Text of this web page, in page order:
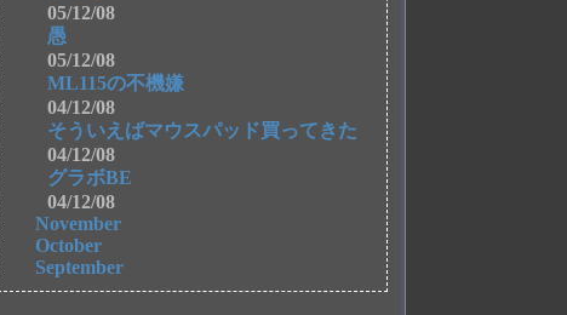
05/12/08
愚
05/12/08
ML115の不機嫌
04/12/08
そういえばマウスパッド買ってきた
04/12/08
グラボBE
04/12/08
November
October
September